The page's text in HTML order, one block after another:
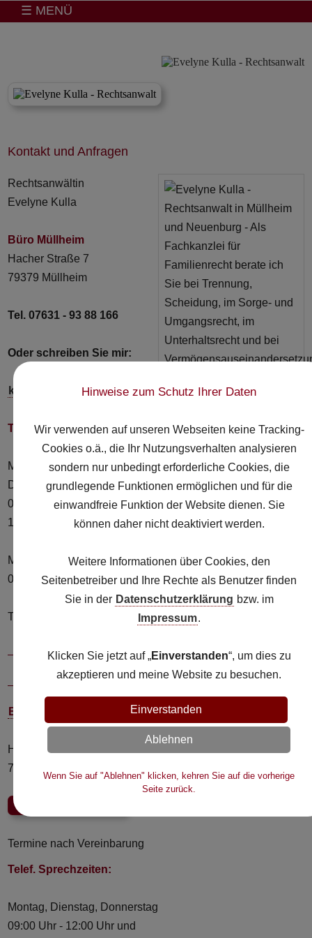
Hinweise zum Schutz Ihrer Daten
Wir verwenden auf unseren Webseiten keine Tracking-
Cookies o.ä., die Ihr Nutzungsverhalten analysieren
sondern nur unbedingt erforderliche Cookies, die
grundlegende Funktionen ermöglichen und für die
einwandfreie Funktion der Website dienen. Sie
können daher nicht deaktiviert werden.
Weitere Informationen über Cookies, den
Seitenbetreiber und Ihre Rechte als Benutzer finden
Sie in der Datenschutzerklärung bzw. im
Impressum
Klicken Sie jetzt auf „ Einverstanden“, um dies zu
akzeptieren und meine Website zu besuchen.
Einverstanden
Ablehnen
Wenn Sie auf "Ablehnen" klicken, kehren Sie auf die vorherige
Seite zurück.
☰ MENÜ
Kontakt und Anfragen
Rechtsanwältin
Evelyne Kulla
Büro Müllheim
Hacher Straße 7
79379 Müllheim
Tel. 07631 - 93 88 166
Oder schreiben Sie mir:
kontakt@rechtsanwaeltin-kulla.de
Telef. Sprechzeiten:
Montag, Dienstag und
Donnerstag:
09:00 Uhr - 12:00 Uhr und
14:00 Uhr - 16:00 Uhr
Mittwoch:
09:00 Uhr - 12:00 Uhr
Termine nach Vereinbarung
Evelyne Kulla • Rechtsanwältin • Mediatorin
Büro Müllheim
Hacher Straße 7
79379 Müllheim
☏
Termine nach Vereinbarung
Telef. Sprechzeiten:
Montag, Dienstag, Donnerstag
09:00 Uhr - 12:00 Uhr und